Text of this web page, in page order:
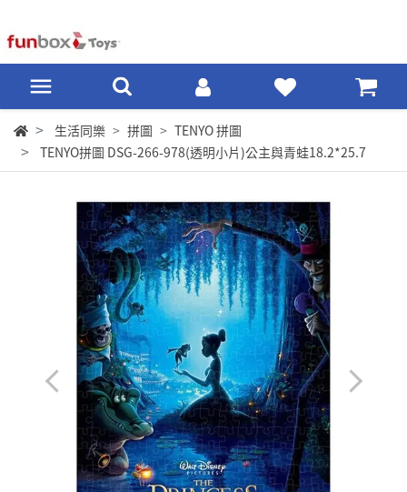
生活同樂 拼圖
TENYO 拼圖
TENYO拼圖 DSG-266-978(透明小片)公主與青蛙18.2*25.7